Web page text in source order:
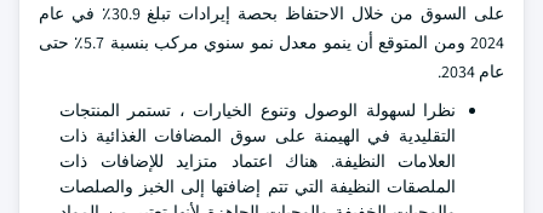
على السوق من خلال الاحتفاظ بحصة إيرادات تبلغ 30.9٪ في عام
2024 ومن المتوقع أن ينمو معدل نمو سنوي مركب بنسبة 5.7٪ حتى
عام 2034.
نظرا لسهولة الوصول وتنوع الخيارات ، تستمر المنتجات
التقليدية في الهيمنة على سوق المضافات الغذائية ذات
العلامات النظيفة. هناك اعتماد متزايد للإضافات ذات
الملصقات النظيفة التي تتم إضافتها إلى الخبز والصلصات